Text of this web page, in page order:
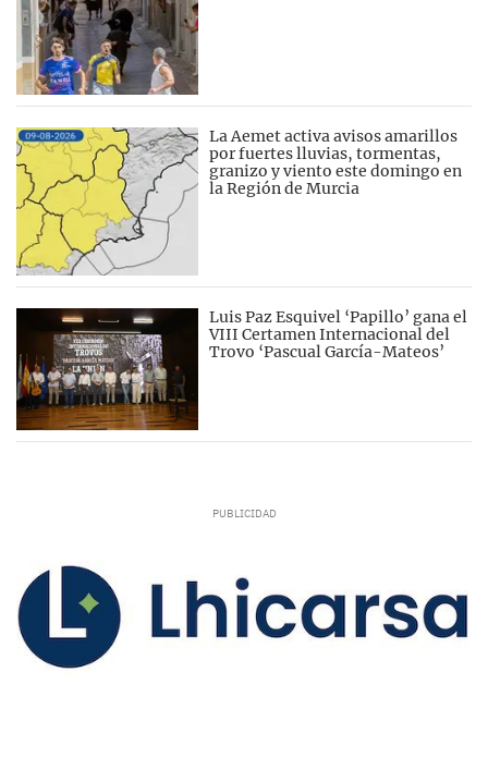
La Aemet activa avisos amarillos
por fuertes lluvias, tormentas,
granizo y viento este domingo en
la Región de Murcia
Luis Paz Esquivel ‘Papillo’ gana el
VIII Certamen Internacional del
Trovo ‘Pascual García-Mateos’